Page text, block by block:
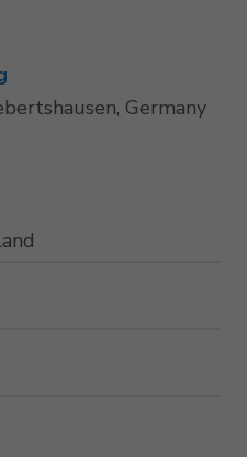
Germany